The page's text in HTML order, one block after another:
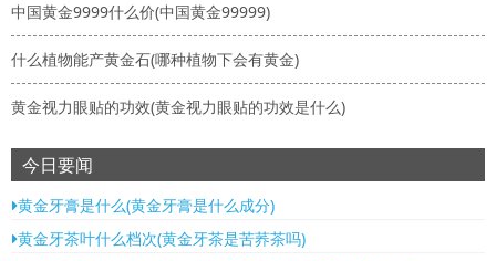
中国黄金9999什么价(中国黄金99999)
什么植物能产黄金石(哪种植物下会有黄金)
黄金视力眼贴的功效(黄金视力眼贴的功效是什么)
今日要闻
黄金牙膏是什么(黄金牙膏是什么成分)
黄金牙茶叶什么档次(黄金牙茶是苦荞茶吗)